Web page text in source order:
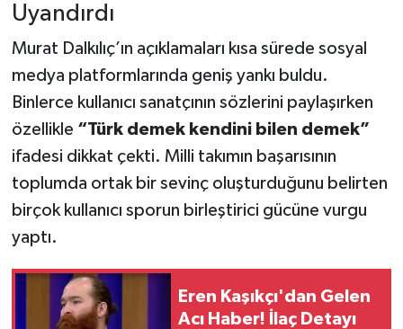
Uyandırdı
Murat Dalkılıç’ın açıklamaları kısa sürede sosyal
medya platformlarında geniş yankı buldu.
Binlerce kullanıcı sanatçının sözlerini paylaşırken
özellikle “Türk demek kendini bilen demek”
ifadesi dikkat çekti. Milli takımın başarısının
toplumda ortak bir sevinç oluşturduğunu belirten
birçok kullanıcı sporun birleştirici gücüne vurgu
yaptı.
Eren Kaşıkçı'dan Gelen
Acı Haber! İlaç Detayı